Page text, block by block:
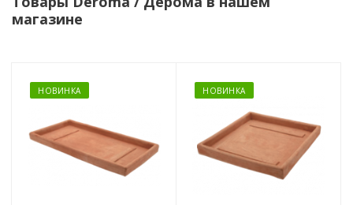
магазине
НОВИНКА НОВИНКА